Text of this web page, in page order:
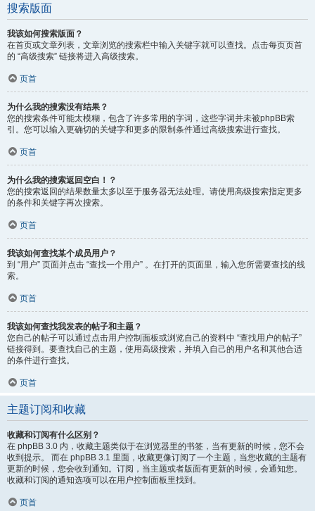
搜索版面
我该如何搜索版面？
在首页或文章列表，文章浏览的搜索栏中输入关键字就可以查找。点击每页页首
的 “高级搜索” 链接将进入高级搜索。
页首
为什么我的搜索没有结果？
您的搜索条件可能太模糊，包含了许多常用的字词，这些字词并未被phpBB索
引。您可以输入更确切的关键字和更多的限制条件通过高级搜索进行查找。
页首
为什么我的搜索返回空白！？
您的搜索返回的结果数量太多以至于服务器无法处理。请使用高级搜索指定更多
的条件和关键字再次搜索。
页首
我该如何查找某个成员用户？
到 “用户” 页面并点击 “查找一个用户” 。在打开的页面里，输入您所需要查找的线
索。
页首
我该如何查找我发表的帖子和主题？
您自己的帖子可以通过点击用户控制面板或浏览自己的资料中 “查找用户的帖子”
链接得到。要查找自己的主题，使用高级搜索，并填入自己的用户名和其他合适
的条件进行查找。
页首
主题订阅和收藏
收藏和订阅有什么区别？
在 phpBB 3.0 内，收藏主题类似于在浏览器里的书签，当有更新的时候，您不会
收到提示。 而在 phpBB 3.1 里面，收藏更像订阅了一个主题，当您收藏的主题有
更新的时候，您会收到通知。订阅，当主题或者版面有更新的时候，会通知您。
收藏和订阅的通知选项可以在用户控制面板里找到。
页首